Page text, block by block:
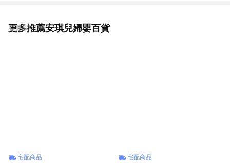
裝上黏貼紙張或書寫文字，來做寄送。若原盒內所有物品有損壞或
更多推薦安琪兒婦嬰百貨
看更多
宅配商品 宅配商品